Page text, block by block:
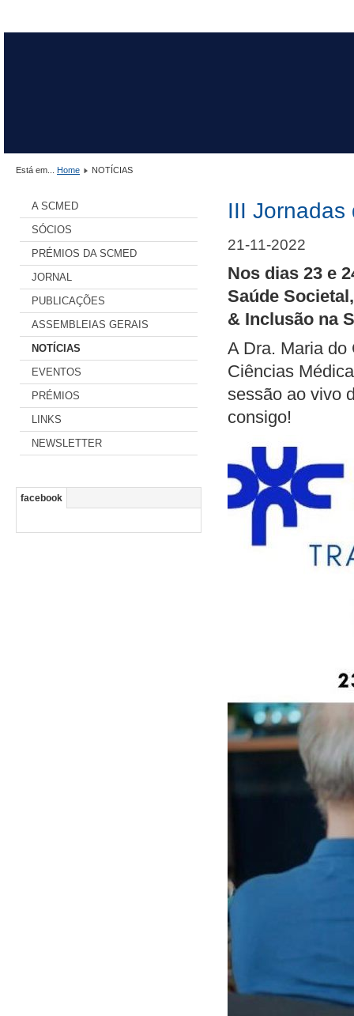
Está em... Home NOTÍCIAS
A SCMED
SÓCIOS
PRÉMIOS DA SCMED
JORNAL
PUBLICAÇÕES
ASSEMBLEIAS GERAIS
NOTÍCIAS
EVENTOS
PRÉMIOS
LINKS
NEWSLETTER
facebook
III Jornadas
21-11-2022
Nos dias 23 e
Saúde
& Inclusão na
A Dra. Maria do
Ciências
sessão ao vivo
consigo!